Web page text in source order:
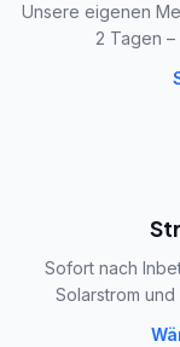
Unsere eigenen
2 Tagen
Sofort nach
Solarstrom